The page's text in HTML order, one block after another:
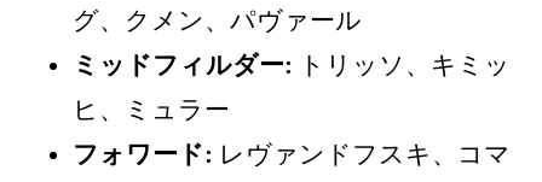
グ、クメン、パヴァール
ミッドフィルダー: トリッソ、キミッ
ヒ、ミュラー
フォワード: レヴァンドフスキ、コマ